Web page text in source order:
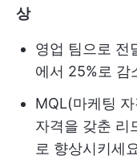
상
영업 팀으로 전
에서 25%로 감
MQL(마케팅
자격을 갖춘 리
로 향상시키세